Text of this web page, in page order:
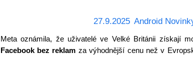
27.9.2025 Android
Meta oznámila, že uživatelé ve Velké Británii získají
Facebook bez reklam za výhodnější cenu než v